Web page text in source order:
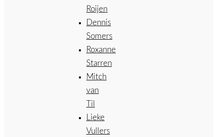
Roijen
Dennis
Somers
Roxanne
Starren
Mitch
van
Til
Lieke
Vullers